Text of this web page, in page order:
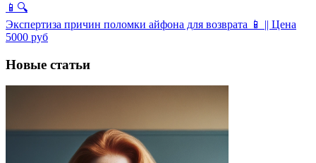
📱🔍
Экспертиза причин поломки айфона для возврата 📱 || Цена
5000 руб
Новые статьи